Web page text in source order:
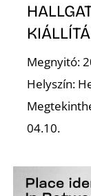
Megnyitó:
Helyszín:
04.10.